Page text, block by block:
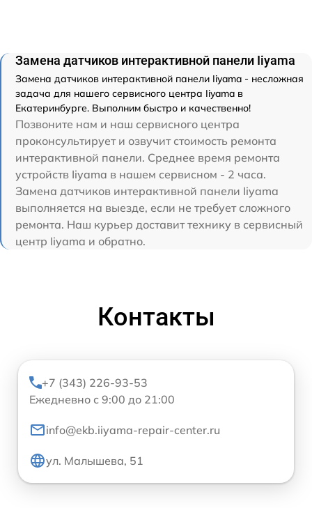
Замена датчиков интерактивной панели Iiyama
Замена датчиков интерактивной панели Iiyama - несложная
задача для нашего сервисного центра Iiyama в
Екатеринбурге. Выполним быстро и качественно!
Позвоните нам и наш сервисного центра
проконсультирует и озвучит стоимость ремонта
интерактивной панели. Среднее время ремонта
устройств Iiyama в нашем сервисном - 2 часа.
Замена датчиков интерактивной панели Iiyama
выполняется на выезде, если не требует сложного
ремонта. Наш курьер доставит технику в сервисный
центр Iiyama и обратно.
Контакты
+7 (343) 226-93-53
Ежедневно с 9:00 до 21:00
info@ekb.iiyama-repair-center.ru
ул. Малышева, 51